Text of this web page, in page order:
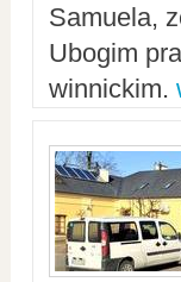
Samuela,
Ubogim
winnickim.